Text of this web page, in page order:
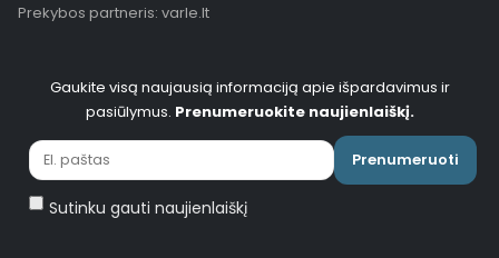
Prekybos partneris: varle.lt
Gaukite visą naujausią informaciją apie išpardavimus ir
pasiūlymus. Prenumeruokite naujienlaiškį.
Prenumeruoti
Sutinku gauti naujienlaiškį